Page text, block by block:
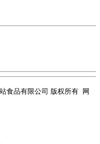
食品有限公司 版权所有 网